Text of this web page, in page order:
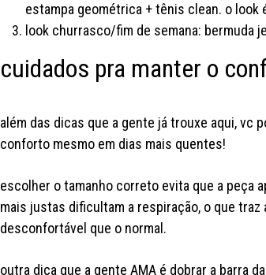
estampa geométrica + tênis clean. o
look churrasco/fim de semana: bermuda
cuidados pra manter o
além das dicas que a gente já trouxe aqui, vc
conforto mesmo em dias mais quentes!
escolher o tamanho correto evita que a peça
mais justas dificultam a respiração, o que
desconfortável que o normal.
outra dica que a gente AMA é dobrar a barra